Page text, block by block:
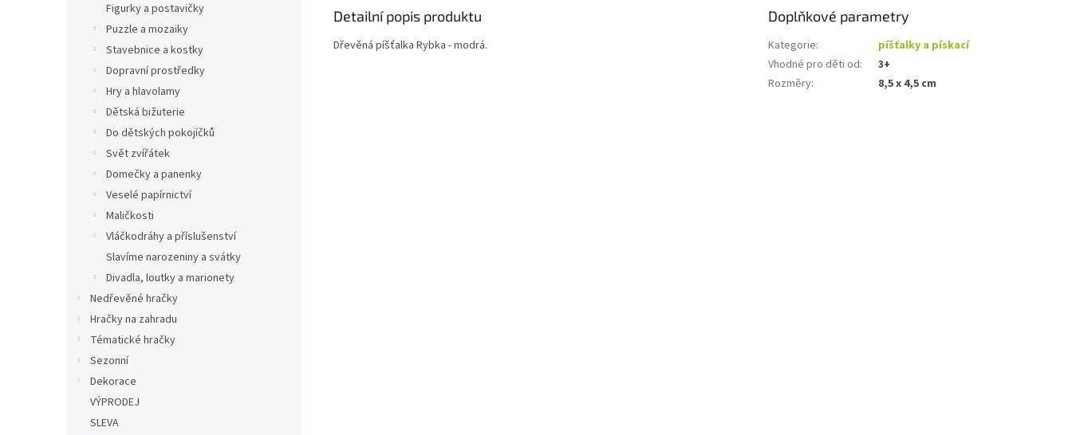
Figurky a postavičky
Puzzle a mozaiky
Stavebnice a kostky
Dopravní prostředky
Hry a hlavolamy
Dětská bižuterie
Do dětských pokojíčků
Svět zvířátek
Domečky a panenky
Veselé papírnictví
Maličkosti
Vláčkodráhy a příslušenství
Slavíme narozeniny a svátky
Divadla, loutky a marionety
Nedřevěné hračky
Hračky na zahradu
Tématické hračky
Sezonní
Dekorace
VÝPRODEJ
SLEVA
Detailní popis produktu
Dřevěná píšťalka Rybka - modrá.
Doplňkové parametry
Kategorie:
píšťalky a pískací
Vhodné pro děti od:
3+
Rozměry: 8,5 x 4,5 cm